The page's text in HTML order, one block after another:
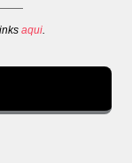
aqui.